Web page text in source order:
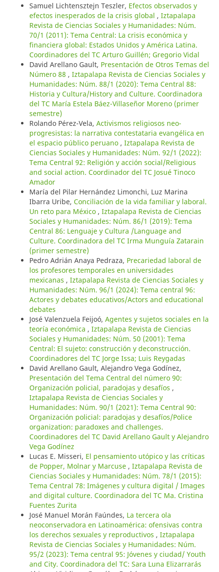
Samuel Lichtensztejn Teszler, Efectos observados y
efectos inesperados de la crisis global , Iztapalapa
Revista de Ciencias Sociales y Humanidades: Núm.
70/1 (2011): Tema Central: La crisis económica y
financiera global: Estados Unidos y América Latina.
Coordinadores del TC Arturo Guillén; Gregorio Vidal
David Arellano Gault, Presentación de Otros Temas del
Número 88 , Iztapalapa Revista de Ciencias Sociales y
Humanidades: Núm. 88/1 (2020): Tema Central 88:
Historia y Cultura/History and Culture. Coordinadora
del TC María Estela Báez-Villaseñor Moreno (primer
semestre)
Rolando Pérez-Vela, Activismos religiosos neo-
progresistas: la narrativa contestataria evangélica en
el espacio público peruano , Iztapalapa Revista de
Ciencias Sociales y Humanidades: Núm. 92/1 (2022):
Tema Central 92: Religión y acción social/Religious
and social action. Coordinador del TC Josué Tinoco
Amador
María del Pilar Hernández Limonchi, Luz Marina
Ibarra Uribe, Conciliación de la vida familiar y laboral.
Un reto para México , Iztapalapa Revista de Ciencias
Sociales y Humanidades: Núm. 86/1 (2019): Tema
Central 86: Lenguaje y Cultura /Language and
Culture. Coordinadora del TC Irma Munguía Zatarain
(primer semestre)
Pedro Adrián Anaya Pedraza, Precariedad laboral de
los profesores temporales en universidades
mexicanas , Iztapalapa Revista de Ciencias Sociales y
Humanidades: Núm. 96/1 (2024): Tema central 96:
Actores y debates educativos/Actors and educational
debates
José Valenzuela Feijoó, Agentes y sujetos sociales en la
teoría económica , Iztapalapa Revista de Ciencias
Sociales y Humanidades: Núm. 50 (2001): Tema
Central: El sujeto: construcción y deconstrucción.
Coordinadores del TC Jorge Issa; Luis Reygadas
David Arellano Gault, Alejandro Vega Godínez,
Presentación del Tema Central del número 90:
Organización policial, paradojas y desafíos ,
Iztapalapa Revista de Ciencias Sociales y
Humanidades: Núm. 90/1 (2021): Tema Central 90:
Organización policial: paradojas y desafíos/Police
organization: paradoxes and challenges.
Coordinadores del TC David Arellano Gault y Alejandro
Vega Godínez
Lucas E. Misseri, El pensamiento utópico y las críticas
de Popper, Molnar y Marcuse , Iztapalapa Revista de
Ciencias Sociales y Humanidades: Núm. 78/1 (2015):
Tema Central 78: Imágenes y cultura digital / Images
and digital culture. Coordinadora del TC Ma. Cristina
Fuentes Zurita
José Manuel Morán Faúndes, La tercera ola
neoconservadora en Latinoamérica: ofensivas contra
los derechos sexuales y reproductivos , Iztapalapa
Revista de Ciencias Sociales y Humanidades: Núm.
95/2 (2023): Tema central 95: Jóvenes y ciudad/ Youth
and City. Coordinadora del TC: Sara Luna Elizarrarás